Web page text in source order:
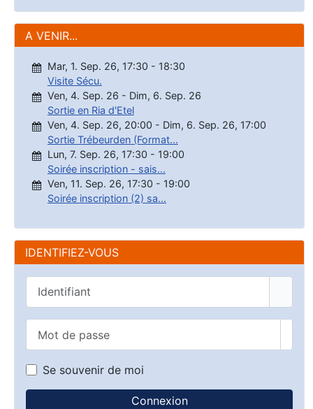
A VENIR...
Mar, 1. Sep. 26, 17:30 - 18:30
Visite Sécu.
Ven, 4. Sep. 26 - Dim, 6. Sep. 26
Sortie en Ria d'Etel
Ven, 4. Sep. 26, 20:00 - Dim, 6. Sep. 26, 17:00
Sortie Trébeurden (Format...
Lun, 7. Sep. 26, 17:30 - 19:00
Soirée inscription - sais...
Ven, 11. Sep. 26, 17:30 - 19:00
Soirée inscription (2) sa...
IDENTIFIEZ-VOUS
Se souvenir de moi
Connexion